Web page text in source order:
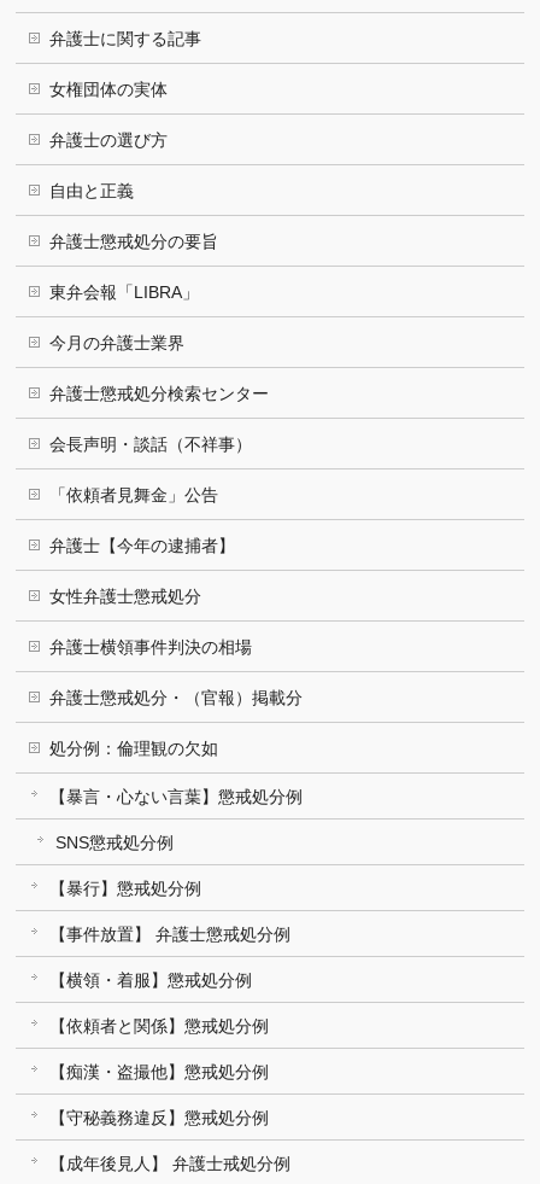
弁護士に関する記事
女権団体の実体
弁護士の選び方
自由と正義
弁護士懲戒処分の要旨
東弁会報「LIBRA」
今月の弁護士業界
弁護士懲戒処分検索センター
会長声明・談話（不祥事）
「依頼者見舞金」公告
弁護士【今年の逮捕者】
女性弁護士懲戒処分
弁護士横領事件判決の相場
弁護士懲戒処分・（官報）掲載分
処分例：倫理観の欠如
【暴言・心ない言葉】懲戒処分例
SNS懲戒処分例
【暴行】懲戒処分例
【事件放置】 弁護士懲戒処分例
【横領・着服】懲戒処分例
【依頼者と関係】懲戒処分例
【痴漢・盗撮他】懲戒処分例
【守秘義務違反】懲戒処分例
【成年後見人】 弁護士戒処分例